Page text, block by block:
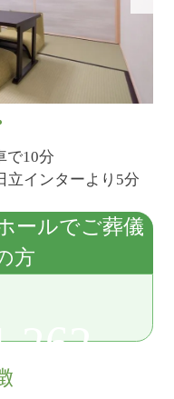
で10分
立インターより5分
ールでご葬儀
方
262